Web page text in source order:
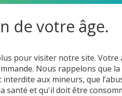
de votre âge.
pour visiter notre site. Votre
Nous rappelons que la
aux mineurs, que
santé et qu'il doit être